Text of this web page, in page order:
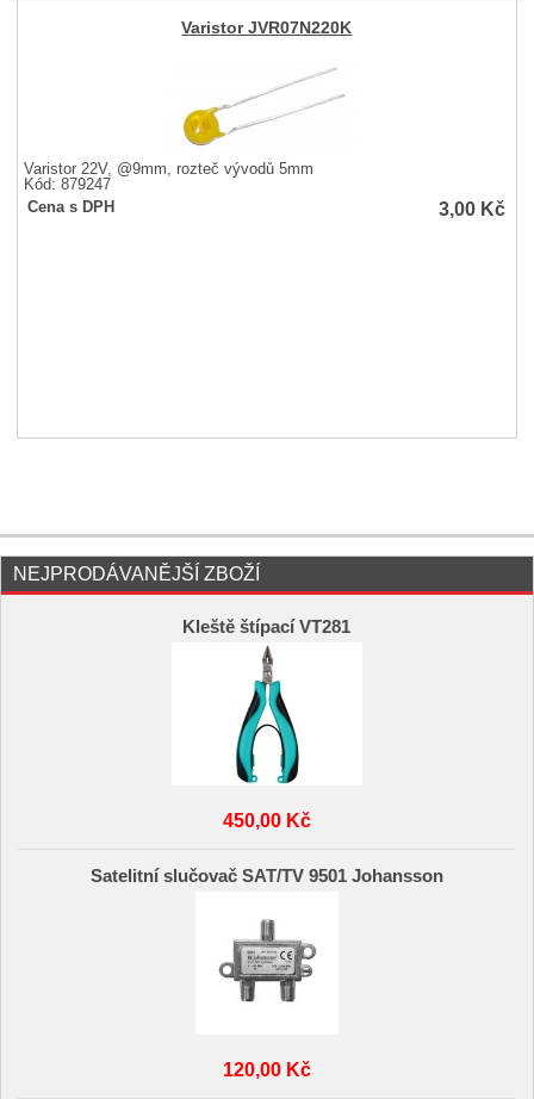
Varistor JVR07N220K
Varistor 22V, @9mm, rozteč vývodů 5mm
Kód: 879247
Cena s DPH
3,00 Kč
NEJPRODÁVANĚJŠÍ ZBOŽÍ
Kleště štípací VT281
450,00 Kč
Satelitní slučovač SAT/TV 9501 Johansson
120,00 Kč